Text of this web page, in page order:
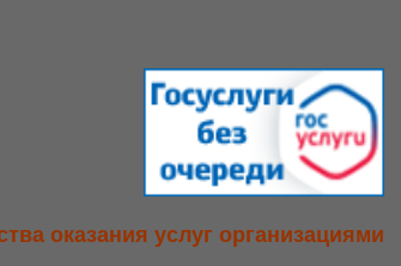
оказания услуг организациями